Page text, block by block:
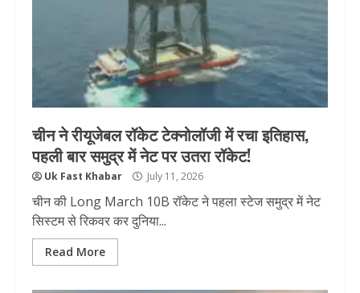
चीन ने रीयूजेबल रॉकेट टेक्नोलॉजी में रचा इतिहास,
पहली बार समुद्र में नेट पर उतरा रॉकेट!
Uk Fast Khabar July 11, 2026
चीन की Long March 10B रॉकेट ने पहला स्टेज समुद्र में नेट
सिस्टम से रिकवर कर दुनिया...
Read More